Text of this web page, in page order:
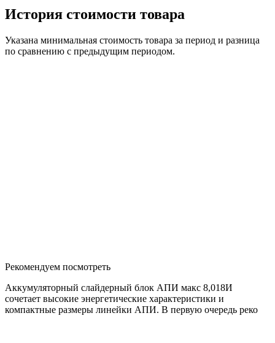
История стоимости товара
Указана минимальная стоимость товара за период и разница
по сравнению с предыдущим периодом.
Рекомендуем посмотреть
Аккумуляторный слайдерный блок АПИ макс 8,018И
сочетает высокие энергетические характеристики и
компактные размеры линейки АПИ. В первую очередь реко